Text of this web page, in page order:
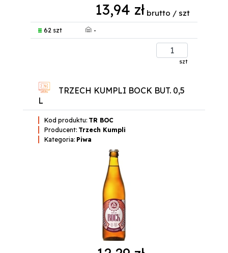
13,94 zł brutto / szt
62 szt -
szt
TRZECH KUMPLI BOCK BUT. 0,5
L
Kod produktu: TR BOC
Producent: Trzech Kumpli
Kategoria: Piwa